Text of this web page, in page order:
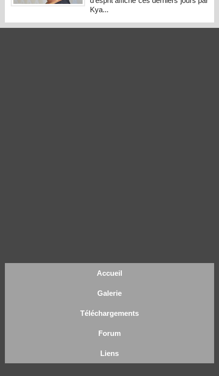
Kya...
Accueil
Galerie
Téléchargements
Forum
Liens